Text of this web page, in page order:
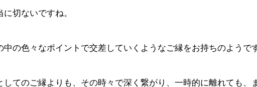
切ないですね。
の色々なポイントで交差していくようなご縁をお持ちのようで
てのご縁よりも、その時々で深く繋がり、一時的に離れても、